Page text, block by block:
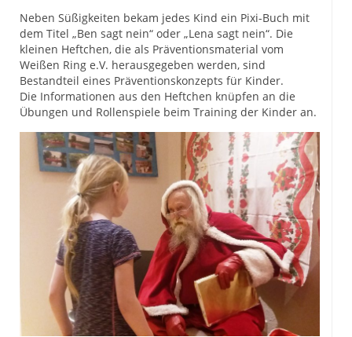
Neben Süßigkeiten bekam jedes Kind ein Pixi-Buch mit
dem Titel „Ben sagt nein“ oder „Lena sagt nein“. Die
kleinen Heftchen, die als Präventionsmaterial vom
Weißen Ring e.V. herausgegeben werden, sind
Bestandteil eines Präventionskonzepts für Kinder.
Die Informationen aus den Heftchen knüpfen an die
Übungen und Rollenspiele beim Training der Kinder an.